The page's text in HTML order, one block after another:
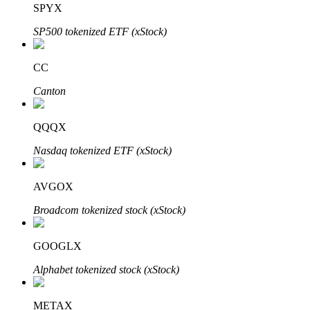
Blocages BTR
Des investissements exclusifs pour les détenteurs de BTR
Prêts
SPYX
SP500 tokenized ETF (xStock)
CC
Canton
QQQX
Nasdaq tokenized ETF (xStock)
AVGOX
Broadcom tokenized stock (xStock)
GOOGLX
Alphabet tokenized stock (xStock)
METAX